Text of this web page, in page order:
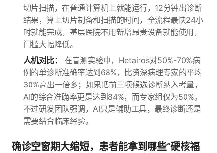
切片扫描，在普通计算机上就能运行，12分钟出诊断
结果，算上切片制备和扫描的时间，全流程最快24小
时就能完成，基层医院不用新增昂贵设备就能使用，
门槛大幅降低。
人机对比：
在盲测实验中，Hetairos对50%-70%病
例的单诊断准确率达到68%，比资深病理专家的平均
30%高出一倍多；如果把前三项候选诊断纳入考量，
AI的综合准确率更是达到84%，而专家组仅为50%。
不过研发团队强调，AI只是辅助工具，最终诊断还是
需要结合临床经验。
确诊空窗期大缩短，患者能拿到哪些“硬核福